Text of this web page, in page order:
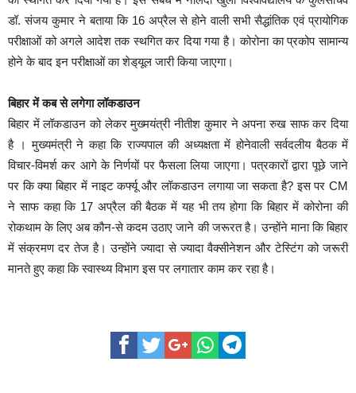
डॉ. संजय कुमार ने बताया कि 16 अप्रैल से होने वाली सभी सैद्धांतिक एवं प्रायोगिक
परीक्षाओं को अगले आदेश तक स्थगित कर दिया गया है। कोरोना का प्रकोप सामान्य
होने के बाद इन परीक्षाओं का शेड‌्यूल जारी किया जाएगा।
बिहार में कब से लगेगा लॉकडाउन
बिहार में लॉकडाउन को लेकर मुख्मयंत्री नीतीश कुमार ने अपना रुख साफ कर दिया
है । मुख्यमंत्री ने कहा कि राज्यपाल की अध्यक्षता में होनेवाली सर्वदलीय बैठक में
विचार-विमर्श कर आगे के निर्णयों पर फैसला लिया जाएगा। पत्रकारों द्वारा पूछे जाने
पर कि क्या बिहार में नाइट कर्फ्यू और लॉकडाउन लगाया जा सकता है? इस पर CM
ने साफ कहा कि 17 अप्रैल की बैठक में यह भी तय होगा कि बिहार में कोरोना की
रोकथाम के लिए अब कौन-से कदम उठाए जाने की जरूरत है। उन्होंने माना कि बिहार
में संक्रमण दर तेज है। उन्होंने ज्यादा से ज्यादा वैक्सीनेशन और टेस्टिंग को जरूरी
मानते हुए कहा कि स्वास्थ्य विभाग इस पर लगातार काम कर रहा है।